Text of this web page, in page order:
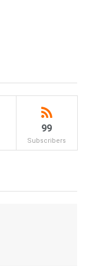
99
Subscribers